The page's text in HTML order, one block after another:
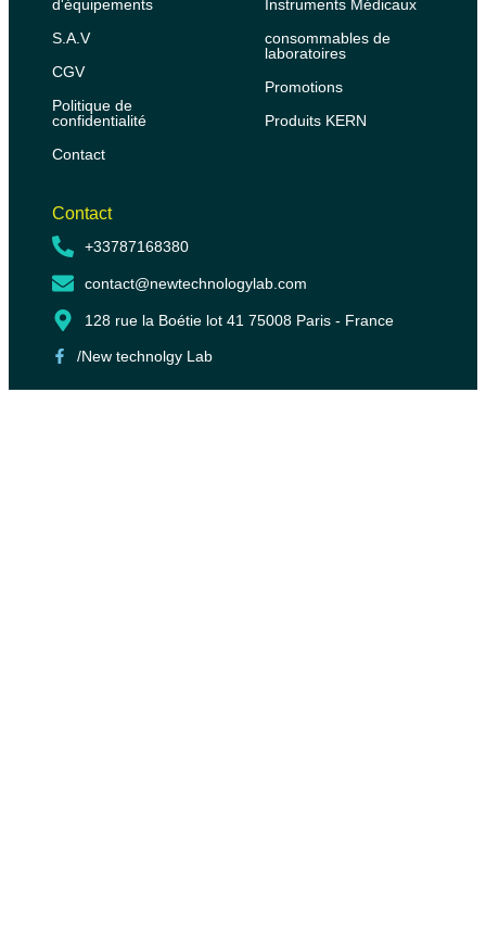
d'équipements
S.A.V
CGV
Politique de
confidentialité
Contact
Instruments Médicaux
consommables de
laboratoires
Promotions
Produits KERN
Contact
+33787168380
contact@newtechnologylab.com
128 rue la Boétie lot 41 75008 Paris - France
/New technolgy Lab